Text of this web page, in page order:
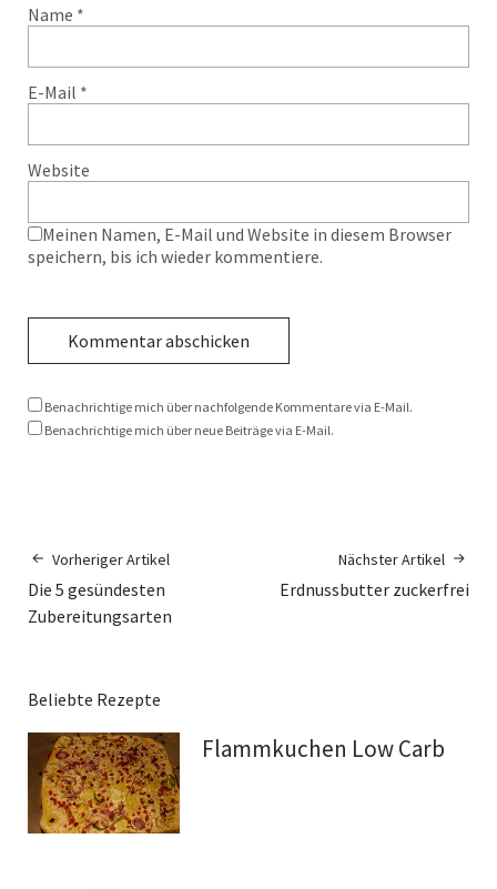
Name *
E-Mail *
Website
Meinen Namen, E-Mail und Website in diesem Browser
speichern, bis ich wieder kommentiere.
Benachrichtige mich über nachfolgende Kommentare via E-Mail.
Benachrichtige mich über neue Beiträge via E-Mail.
Vorheriger Artikel
Die 5 gesündesten
Zubereitungsarten
Nächster Artikel
Erdnussbutter zuckerfrei
Beliebte Rezepte
Flammkuchen Low Carb